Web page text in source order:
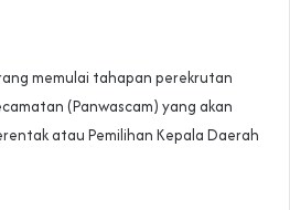
memulai tahapan perekrutan
(Panwascam) yang akan
atau Pemilihan Kepala Daerah